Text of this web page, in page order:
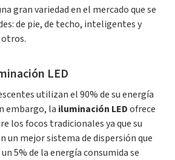
gran variedad en el mercado que se
de pie, de techo, inteligentes y
LED
utilizan el 90% de su energía
embargo, la iluminación LEDofrece
los focos tradicionales ya que su
un mejor sistema de dispersión que
5% de la energía consumida se